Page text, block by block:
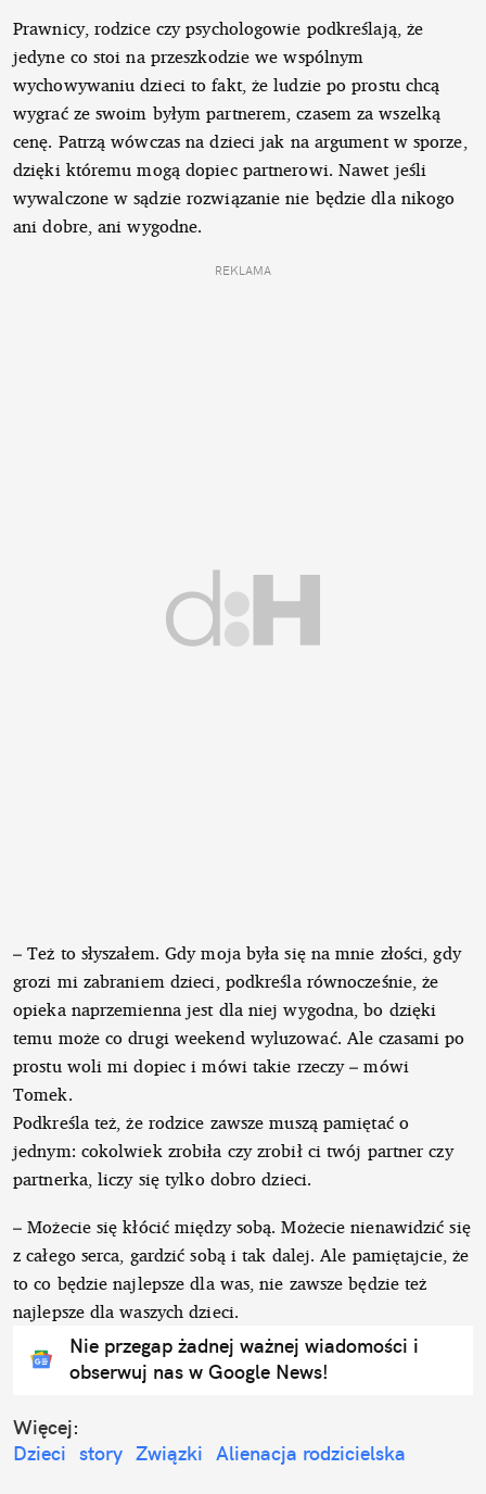
Prawnicy, rodzice czy psychologowie podkreślają, że
jedyne co stoi na przeszkodzie we wspólnym
wychowywaniu dzieci to fakt, że ludzie po prostu chcą
wygrać ze swoim byłym partnerem, czasem za wszelką
cenę. Patrzą wówczas na dzieci jak na argument w sporze,
dzięki któremu mogą dopiec partnerowi. Nawet jeśli
wywalczone w sądzie rozwiązanie nie będzie dla nikogo
ani dobre, ani wygodne.
REKLAMA
– Też to słyszałem. Gdy moja była się na mnie złości, gdy
grozi mi zabraniem dzieci, podkreśla równocześnie, że
opieka naprzemienna jest dla niej wygodna, bo dzięki
temu może co drugi weekend wyluzować. Ale czasami po
prostu woli mi dopiec i mówi takie rzeczy – mówi
Tomek.
Podkreśla też, że rodzice zawsze muszą pamiętać o
jednym: cokolwiek zrobiła czy zrobił ci twój partner czy
partnerka, liczy się tylko dobro dzieci.
– Możecie się kłócić między sobą. Możecie nienawidzić się
z całego serca, gardzić sobą i tak dalej. Ale pamiętajcie, że
to co będzie najlepsze dla was, nie zawsze będzie też
najlepsze dla waszych dzieci.
Nie przegap żadnej ważnej wiadomości i
obserwuj nas w Google News!
Więcej:
Dzieci story Związki Alienacja rodzicielska